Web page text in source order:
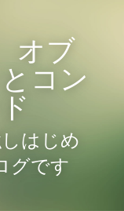
オブ
コン
しはじめ
グです